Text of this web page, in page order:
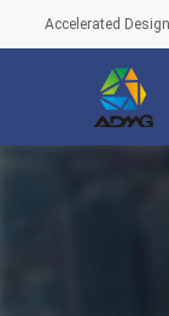
Accelerated